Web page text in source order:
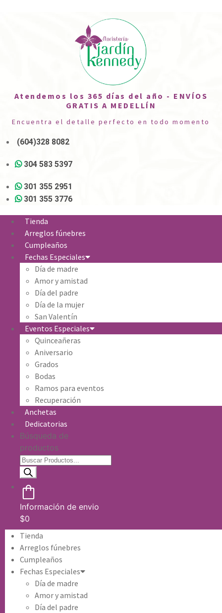
Atendemos los 365 días del año - ENVÍOS
GRATIS A MEDELLÍN
Encuentra el detalle perfecto en todo momento
(604)328 8082
304 583 5397
301 355 2951
301 355 3776
Tienda
Arreglos fúnebres
Cumpleaños
Fechas Especiales
Día de madre
Amor y amistad
Día del padre
Día de la mujer
San Valentín
Eventos Especiales
Quinceañeras
Aniversario
Grados
Bodas
Ramos para eventos
Recuperación
Anchetas
Dedicatorias
Búsqueda de
productos
Información de envio
$0
Tienda
Arreglos fúnebres
Cumpleaños
Fechas Especiales
Día de madre
Amor y amistad
Día del padre